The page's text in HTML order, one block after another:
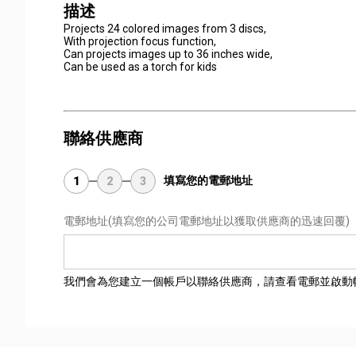
描述
Projects 24 colored images from 3 discs,
With projection focus function,
Can projects images up to 36 inches wide,
Can be used as a torch for kids
聯絡供應商
1 2 3 填寫您的電郵地址
電郵地址(填寫您的公司電郵地址以獲取供應商的迅速回覆)
我們會為您建立一個帳戶以聯絡供應商，請查看電郵並啟動